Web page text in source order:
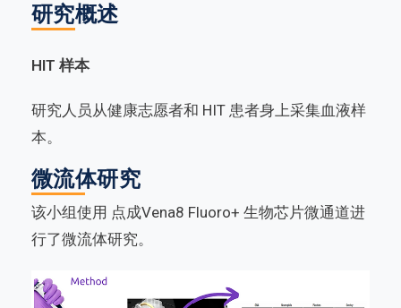
研究概述
HIT 样本
研究人员从健康志愿者和 HIT 患者身上采集血液样
本。
微流体研究
该小组使用 点成Vena8 Fluoro+ 生物芯片微通道进
行了微流体研究。